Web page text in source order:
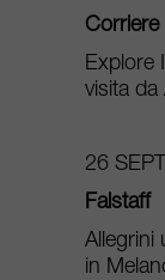
Corriere
Explore
visita da
26
Falstaff
Allegrini
in